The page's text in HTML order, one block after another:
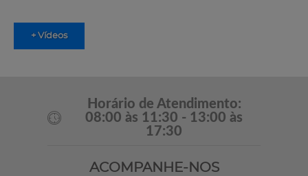
+ Vídeos
Horário de Atendimento:
08:00 às 11:30 - 13:00 às
17:30
ACOMPANHE-NOS